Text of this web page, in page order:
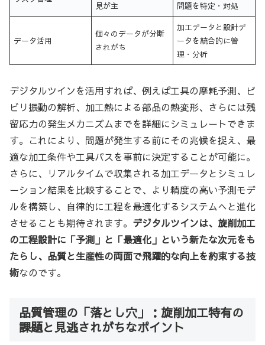
見が主 問題を特定・対処
データ活用
個々のデータが分断
されがち
加工データと設計デ
ータを統合的に管
理・分析
デジタルツインを活用すれば、例えば工具の摩耗予測、ビ
ビリ振動の解析、加工熱による部品の熱変形、さらには残
留応力の発生メカニズムまでを詳細にシミュレートできま
す。これにより、問題が発生する前にその兆候を捉え、最
適な加工条件や工具パスを事前に決定することが可能に。
さらに、リアルタイムで収集される加工データとシミュレ
ーション結果を比較することで、より精度の高い予測モデ
ルを構築し、自律的に工程を最適化するシステムへと進化
させることも期待されます。 デジタルツインは、旋削加工
の工程設計に「予測」と「最適化」という新たな次元をも
たらし、品質と生産性の両面で飛躍的な向上を約束する技
術なのです。
品質管理の「落とし穴」：旋削加工特有の
課題と見逃されがちなポイント